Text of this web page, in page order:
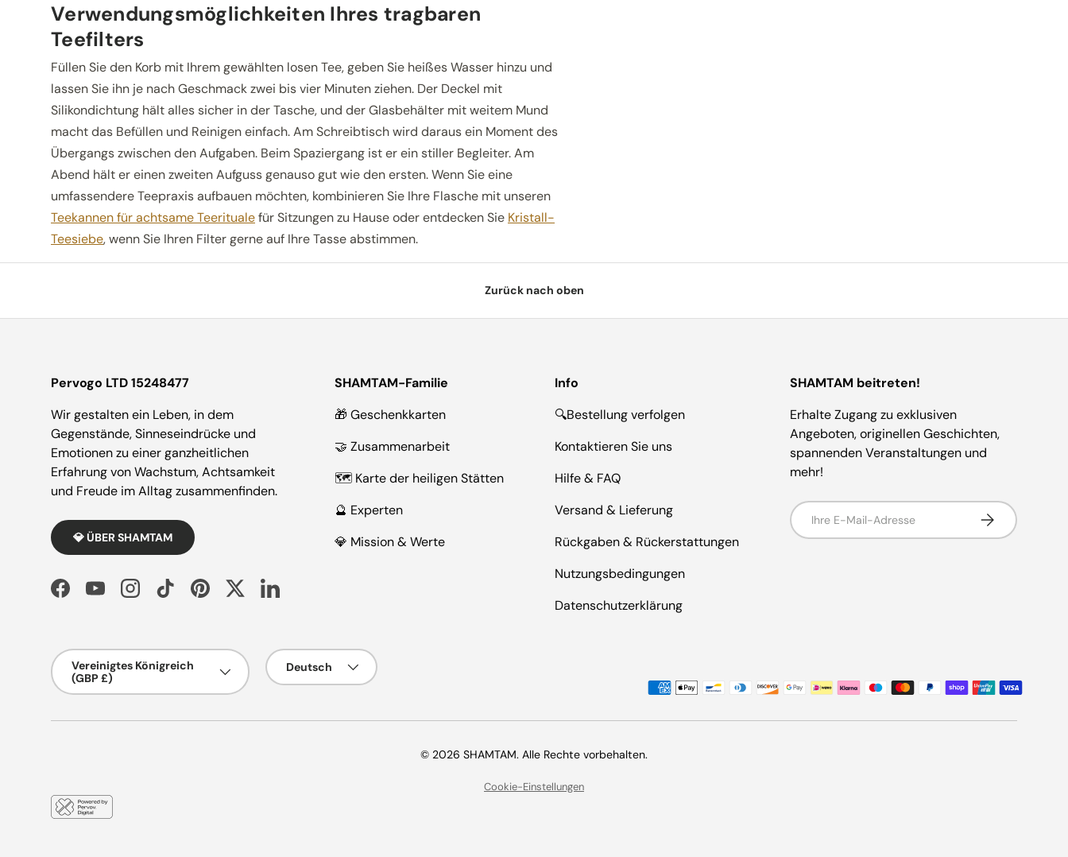
Verwendungsmöglichkeiten Ihres tragbaren
Teefilters
Füllen Sie den Korb mit Ihrem gewählten losen Tee, geben Sie heißes Wasser hinzu und
lassen Sie ihn je nach Geschmack zwei bis vier Minuten ziehen. Der Deckel mit
Silikondichtung hält alles sicher in der Tasche, und der Glasbehälter mit weitem Mund
macht das Befüllen und Reinigen einfach. Am Schreibtisch wird daraus ein Moment des
Übergangs zwischen den Aufgaben. Beim Spaziergang ist er ein stiller Begleiter. Am
Abend hält er einen zweiten Aufguss genauso gut wie den ersten. Wenn Sie eine
umfassendere Teepraxis aufbauen möchten, kombinieren Sie Ihre Flasche mit unseren
Teekannen für achtsame Teeritualefür Sitzungen zu Hause oder entdecken Sie Kristall-
Teesiebe, wenn Sie Ihren Filter gerne auf Ihre Tasse abstimmen.
Zurück nach oben
Pervogo LTD 15248477
Wir gestalten ein Leben, in dem
Gegenstände, Sinneseindrücke und
Emotionen zu einer ganzheitlichen
Erfahrung von Wachstum, Achtsamkeit
und Freude im Alltag zusammenfinden.
💎 ÜBER SHAMTAM
FacebookYouTubeInstagramTikTokPinterestTwitterLinkedIn
SHAMTAM-Familie
🎁 Geschenkkarten
🤝 Zusammenarbeit
🗺 Karte der heiligen Stätten
🔮 Experten
💎 Mission & Werte
Info
🔍Bestellung verfolgen
Kontaktieren Sie uns
Hilfe & FAQ
Versand & Lieferung
Rückgaben & Rückerstattungen
Nutzungsbedingungen
Datenschutzerklärung
SHAMTAM beitreten!
Erhalte Zugang zu exklusiven
Angeboten, originellen Geschichten,
spannenden Veranstaltungen und
mehr!
E-Mail ABONNIEREN
Akzeptierte Zahlungsmethoden
Land/Region
Vereinigtes Königreich
(GBP £)
Sprache
Deutsch
© 2026 SHAMTAM. Alle Rechte vorbehalten.
Cookie-Einstellungen